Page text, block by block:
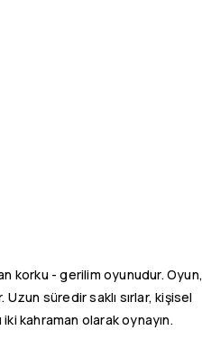
korku - gerilim oyunudur. Oyun,
süredir saklı sırlar, kişisel
kahraman olarak oynayın.